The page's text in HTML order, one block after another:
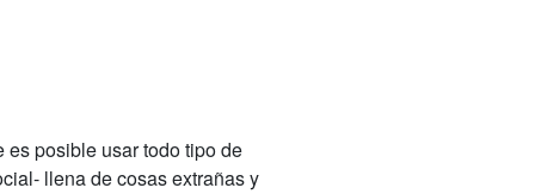
es posible usar todo tipo de
llena de cosas extrañas y